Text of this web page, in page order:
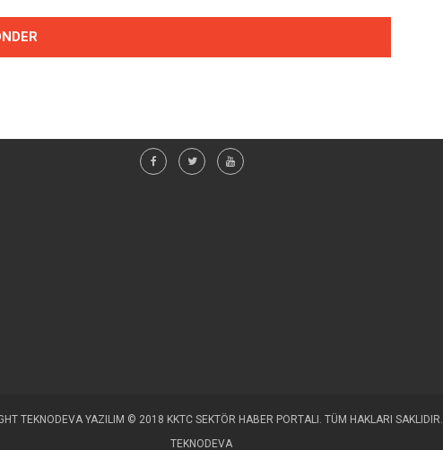
TEKNODEVA YAZILIM © 2018 KKTC SEKTÖR HABER PORTALI. TÜM HAKLARI SAKLIDIR.
TEKNODEVA